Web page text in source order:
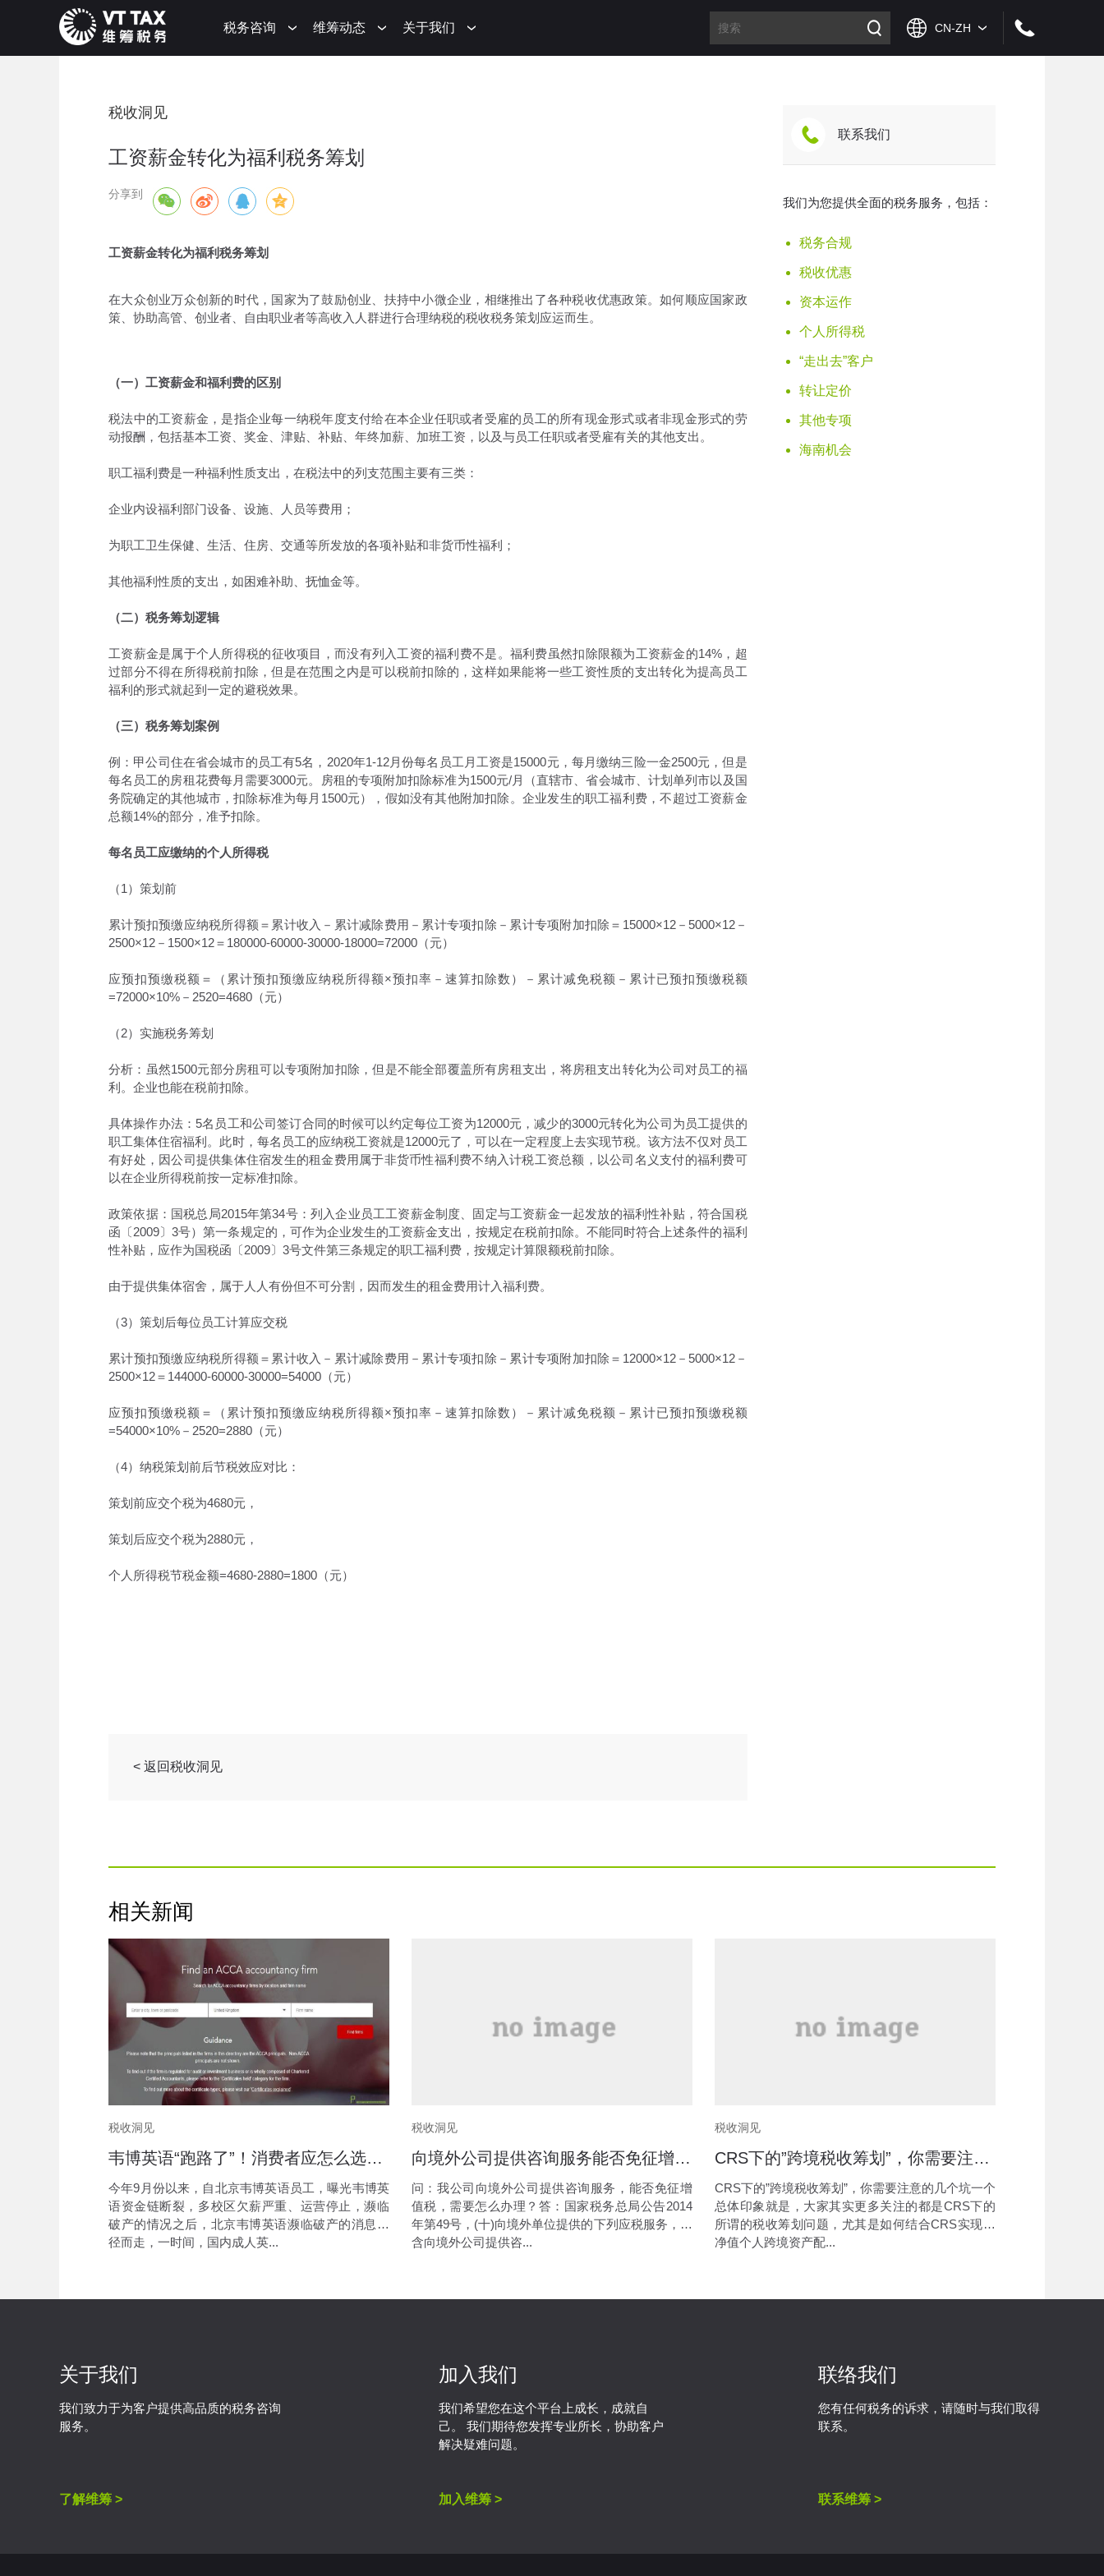
税务咨询 维筹动态 关于我们
税收洞见
工资薪金转化为福利税务筹划
分享到
工资薪金转化为福利税务筹划
在大众创业万众创新的时代，国家为了鼓励创业、扶持中小微企业，相继推出了各种税收优惠政策。如何顺应国家政
策、协助高管、创业者、自由职业者等高收入人群进行合理纳税的税收税务策划应运而生。
（一）工资薪金和福利费的区别
税法中的工资薪金，是指企业每一纳税年度支付给在本企业任职或者受雇的员工的所有现金形式或者非现金形式的劳
动报酬，包括基本工资、奖金、津贴、补贴、年终加薪、加班工资，以及与员工任职或者受雇有关的其他支出。
职工福利费是一种福利性质支出，在税法中的列支范围主要有三类：
企业内设福利部门设备、设施、人员等费用；
为职工卫生保健、生活、住房、交通等所发放的各项补贴和非货币性福利；
其他福利性质的支出，如困难补助、抚恤金等。
（二）税务筹划逻辑
工资薪金是属于个人所得税的征收项目，而没有列入工资的福利费不是。福利费虽然扣除限额为工资薪金的14%，超
过部分不得在所得税前扣除，但是在范围之内是可以税前扣除的，这样如果能将一些工资性质的支出转化为提高员工
福利的形式就起到一定的避税效果。
（三）税务筹划案例
例：甲公司住在省会城市的员工有5名，2020年1-12月份每名员工月工资是15000元，每月缴纳三险一金2500元，但是
每名员工的房租花费每月需要3000元。房租的专项附加扣除标准为1500元/月（直辖市、省会城市、计划单列市以及国
务院确定的其他城市，扣除标准为每月1500元），假如没有其他附加扣除。企业发生的职工福利费，不超过工资薪金
总额14%的部分，准予扣除。
每名员工应缴纳的个人所得税
（1）策划前
累计预扣预缴应纳税所得额＝累计收入－累计减除费用－累计专项扣除－累计专项附加扣除＝15000×12－5000×12－
2500×12－1500×12＝180000-60000-30000-18000=72000（元）
应预扣预缴税额＝（累计预扣预缴应纳税所得额×预扣率－速算扣除数）－累计减免税额－累计已预扣预缴税额
=72000×10%－2520=4680（元）
（2）实施税务筹划
分析：虽然1500元部分房租可以专项附加扣除，但是不能全部覆盖所有房租支出，将房租支出转化为公司对员工的福
利。企业也能在税前扣除。
具体操作办法：5名员工和公司签订合同的时候可以约定每位工资为12000元，减少的3000元转化为公司为员工提供的
职工集体住宿福利。此时，每名员工的应纳税工资就是12000元了，可以在一定程度上去实现节税。该方法不仅对员工
有好处，因公司提供集体住宿发生的租金费用属于非货币性福利费不纳入计税工资总额，以公司名义支付的福利费可
以在企业所得税前按一定标准扣除。
政策依据：国税总局2015年第34号：列入企业员工工资薪金制度、固定与工资薪金一起发放的福利性补贴，符合国税
函〔2009〕3号）第一条规定的，可作为企业发生的工资薪金支出，按规定在税前扣除。不能同时符合上述条件的福利
性补贴，应作为国税函〔2009〕3号文件第三条规定的职工福利费，按规定计算限额税前扣除。
由于提供集体宿舍，属于人人有份但不可分割，因而发生的租金费用计入福利费。
（3）策划后每位员工计算应交税
累计预扣预缴应纳税所得额＝累计收入－累计减除费用－累计专项扣除－累计专项附加扣除＝12000×12－5000×12－
2500×12＝144000-60000-30000=54000（元）
应预扣预缴税额＝（累计预扣预缴应纳税所得额×预扣率－速算扣除数）－累计减免税额－累计已预扣预缴税额
=54000×10%－2520=2880（元）
（4）纳税策划前后节税效应对比：
策划前应交个税为4680元，
策划后应交个税为2880元，
个人所得税节税金额=4680-2880=1800（元）
< 返回税收洞见
联系我们
我们为您提供全面的税务服务，包括：
税务合规
税收优惠
资本运作
个人所得税
“走出去”客户
转让定价
其他专项
海南机会
相关新闻
税收洞见
韦博英语“跑路了”！消费者应怎么选择服务商？
今年9月份以来，自北京韦博英语员工，曝光韦博英
语资金链断裂，多校区欠薪严重、运营停止，濒临
破产的情况之后，北京韦博英语濒临破产的消息不
径而走，一时间，国内成人英...
税收洞见
向境外公司提供咨询服务能否免征增值税
问：我公司向境外公司提供咨询服务，能否免征增
值税，需要怎么办理？答：国家税务总局公告2014
年第49号，(十)向境外单位提供的下列应税服务，包
含向境外公司提供咨...
税收洞见
CRS下的”跨境税收筹划”，你需要注意的几个坑
CRS下的”跨境税收筹划”，你需要注意的几个坑一个
总体印象就是，大家其实更多关注的都是CRS下的
所谓的税收筹划问题，尤其是如何结合CRS实现高
净值个人跨境资产配...
关于我们
我们致力于为客户提供高品质的税务咨询
服务。
了解维筹 >
加入我们
我们希望您在这个平台上成长，成就自
己。 我们期待您发挥专业所长，协助客户
解决疑难问题。
加入维筹 >
联络我们
您有任何税务的诉求，请随时与我们取得
联系。
联系维筹 >